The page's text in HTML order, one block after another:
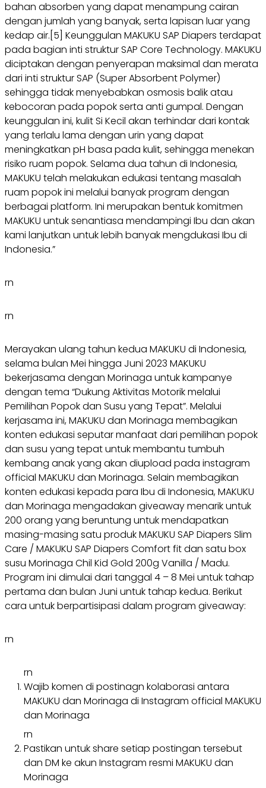
bahan absorben yang dapat menampung cairan
dengan jumlah yang banyak, serta lapisan luar yang
kedap air.[5] Keunggulan MAKUKU SAP Diapers terdapat
pada bagian inti struktur SAP Core Technology. MAKUKU
diciptakan dengan penyerapan maksimal dan merata
dari inti struktur SAP (Super Absorbent Polymer)
sehingga tidak menyebabkan osmosis balik atau
kebocoran pada popok serta anti gumpal. Dengan
keunggulan ini, kulit Si Kecil akan terhindar dari kontak
yang terlalu lama dengan urin yang dapat
meningkatkan pH basa pada kulit, sehingga menekan
risiko ruam popok. Selama dua tahun di Indonesia,
MAKUKU telah melakukan edukasi tentang masalah
ruam popok ini melalui banyak program dengan
berbagai platform. Ini merupakan bentuk komitmen
MAKUKU untuk senantiasa mendampingi Ibu dan akan
kami lanjutkan untuk lebih banyak mengdukasi Ibu di
Indonesia.”
rn
rn
Merayakan ulang tahun kedua MAKUKU di Indonesia,
selama bulan Mei hingga Juni 2023 MAKUKU
bekerjasama dengan Morinaga untuk kampanye
dengan tema “Dukung Aktivitas Motorik melalui
Pemilihan Popok dan Susu yang Tepat”. Melalui
kerjasama ini, MAKUKU dan Morinaga membagikan
konten edukasi seputar manfaat dari pemilihan popok
dan susu yang tepat untuk membantu tumbuh
kembang anak yang akan diupload pada instagram
official MAKUKU dan Morinaga. Selain membagikan
konten edukasi kepada para Ibu di Indonesia, MAKUKU
dan Morinaga mengadakan giveaway menarik untuk
200 orang yang beruntung untuk mendapatkan
masing-masing satu produk MAKUKU SAP Diapers Slim
Care / MAKUKU SAP Diapers Comfort fit dan satu box
susu Morinaga Chil Kid Gold 200g Vanilla / Madu.
Program ini dimulai dari tanggal 4 – 8 Mei untuk tahap
pertama dan bulan Juni untuk tahap kedua. Berikut
cara untuk berpartisipasi dalam program giveaway:
rn
rn
Wajib komen di postinagn kolaborasi antara
MAKUKU dan Morinaga di Instagram official MAKUKU
dan Morinaga
rn
Pastikan untuk share setiap postingan tersebut
dan DM ke akun Instagram resmi MAKUKU dan
Morinaga